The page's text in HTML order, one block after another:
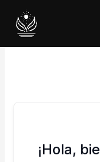
contenido
¡Hola,